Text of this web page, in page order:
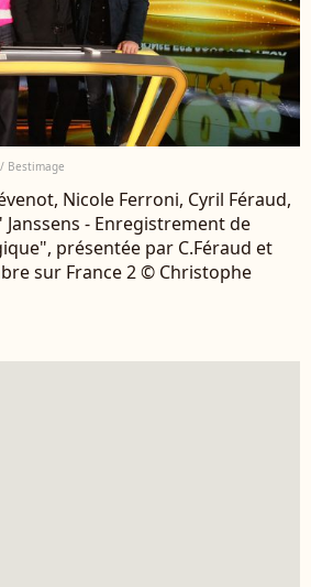
Bestimage
Nicole Ferroni, Cyril Féraud,
Janssens - Enregistrement de
présentée par C.Féraud et
sur France 2 © Christophe